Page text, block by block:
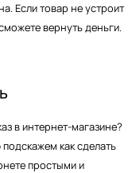
Если товар не устроит
вернуть деньги.
в интернет-магазине?
как сделать
простыми и